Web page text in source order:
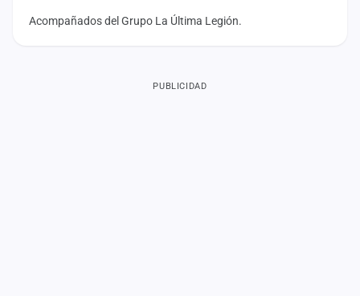
Acompañados del Grupo La Última Legión.
PUBLICIDAD